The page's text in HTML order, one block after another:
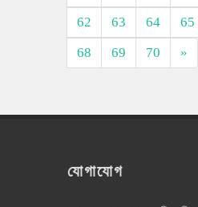
62
63 64 65
68
69 70 »
যোগাযোগ